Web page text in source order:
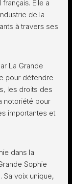
Elle a
de la
à travers ses
La Grande
pour défendre
les droits des
notoriété pour
importantes et
dans la
Sophie
Sa voix unique,